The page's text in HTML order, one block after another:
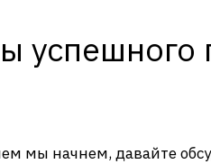
успешного
мы начнем, давайте